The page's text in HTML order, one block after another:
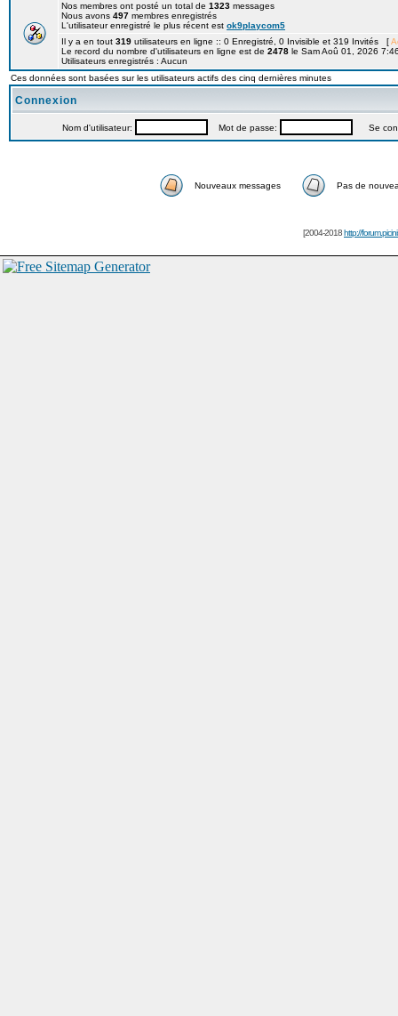
Nos membres ont posté un total de 1323 messages
Nous avons 497 membres enregistrés
L'utilisateur enregistré le plus récent est ok9playcom5
Il y a en tout 319 utilisateurs en ligne :: 0 Enregistré, 0 Invisible et 319 Invités [
Le record du nombre d'utilisateurs en ligne est de 2478 le Sam Aoû 01, 2026
Utilisateurs enregistrés : Aucun
Ces données sont basées sur les utilisateurs actifs des cinq dernières minutes
Connexion
Nom d'utilisateur: Mot de passe: Se
Nouveaux messages Pas de
[2004-2018http://